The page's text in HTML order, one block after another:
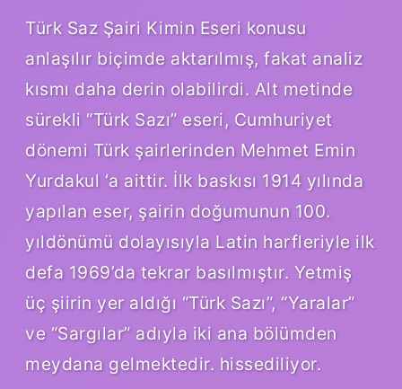
Türk Saz Şairi Kimin Eseri konusu
anlaşılır biçimde aktarılmış, fakat analiz
kısmı daha derin olabilirdi. Alt metinde
sürekli “Türk Sazı” eseri, Cumhuriyet
dönemi Türk şairlerinden Mehmet Emin
Yurdakul ‘a aittir. İlk baskısı 1914 yılında
yapılan eser, şairin doğumunun 100.
yıldönümü dolayısıyla Latin harfleriyle ilk
defa 1969’da tekrar basılmıştır. Yetmiş
üç şiirin yer aldığı “Türk Sazı”, “Yaralar”
ve “Sargılar” adıyla iki ana bölümden
meydana gelmektedir. hissediliyor.